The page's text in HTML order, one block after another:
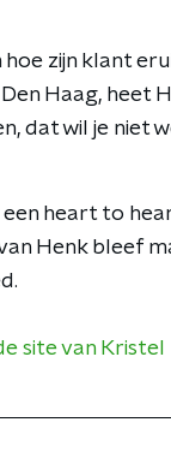
zijn klant
Haag, heet
dat wil je niet
heart to
Henk bleef
site van Kristel